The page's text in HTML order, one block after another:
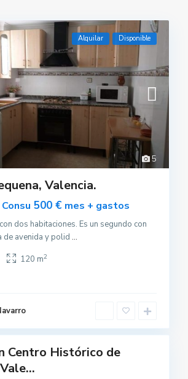
5
Alquilar Disponible
Valencia.
500 € mes + gastos
dos habitaciones. Es un segundo con
de avenida y polid ...
120 m2
Centro Histórico de